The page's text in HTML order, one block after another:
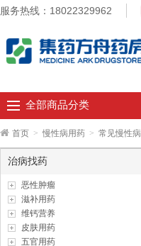
服务热线：18022329962
全部商品分类
首页 > 慢性病用药 > 常见慢性病
治病找药
恶性肿瘤
滋补用药
维钙营养
皮肤用药
五官用药